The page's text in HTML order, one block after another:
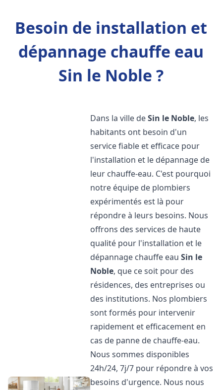
Besoin de installation et
dépannage chauffe eau
Sin le Noble ?
Dans la ville deSin le Noble, les
habitants ont besoin d'un
service fiable et efficace pour
l'installation et le dépannage de
leur chauffe-eau. C'est pourquoi
notre équipe de plombiers
expérimentés est là pour
répondre à leurs besoins. Nous
offrons des services de haute
qualité pour l'installation et le
dépannage chauffe eauSin le
Noble, que ce soit pour des
résidences, des entreprises ou
des institutions. Nos plombiers
sont formés pour intervenir
rapidement et efficacement en
cas de panne de chauffe-eau.
Nous sommes disponibles
24h/24, 7j/7 pour répondre à vos
besoins d'urgence. Nous nous